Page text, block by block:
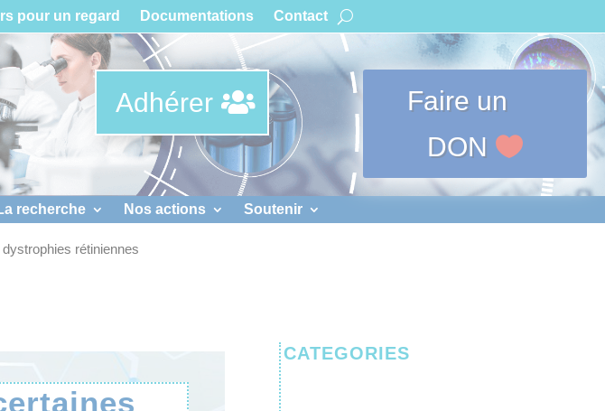
pour un regard Documentations Contact
Adhérer
Faire un
DON
recherche Nos actions Soutenir
rétiniennes
CATEGORIES